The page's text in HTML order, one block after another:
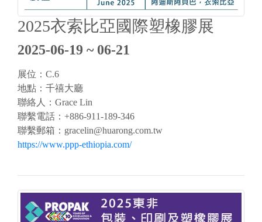
2025衣索比亞國際塑橡膠展
2025-06-19 ~ 06-21
展位：C.6
地點：千禧大廳
聯絡人：Grace Lin
聯繫電話：+886-911-189-346
聯繫郵箱： gracelin@huarong.com.tw
https://www.ppp-ethiopia.com/